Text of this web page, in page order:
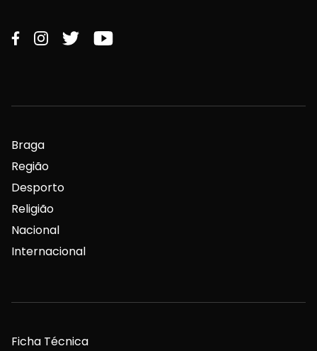
Braga
Região
Desporto
Religião
Nacional
Internacional
Ficha Técnica